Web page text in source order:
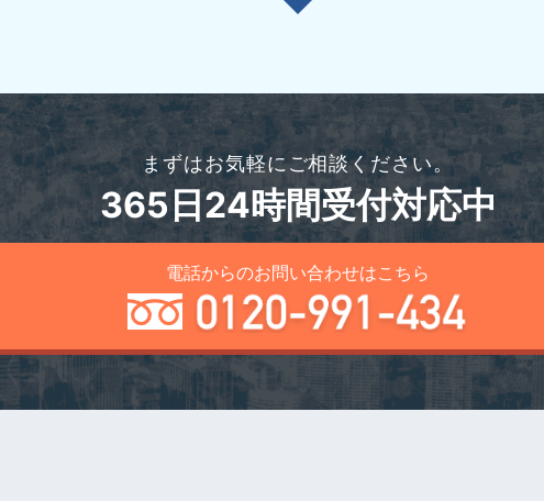
まずはお気軽にご相談ください。
365日24時間受付対応中
電話からのお問い合わせはこちら